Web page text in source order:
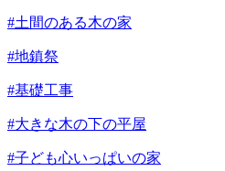
#土間のある木の家
#地鎮祭
#基礎工事
#大きな木の下の平屋
#子ども心いっぱいの家